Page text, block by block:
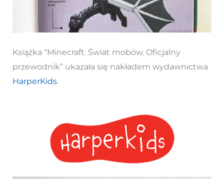
Książka “Minecraft. Świat mobów. Oficjalny
przewodnik” ukazała się nakładem wydawnictwa
HarperKids.